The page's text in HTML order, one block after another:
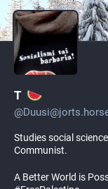
T
@
Studies social
Communist.
A Better World is